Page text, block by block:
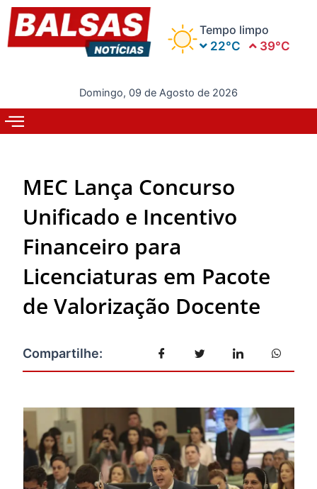
para
Tempo limpo
22°C
39°C
Domingo, 09 de Agosto de 2026
MEC Lança Concurso
Unificado e Incentivo
Financeiro para
Licenciaturas em Pacote
de Valorização Docente